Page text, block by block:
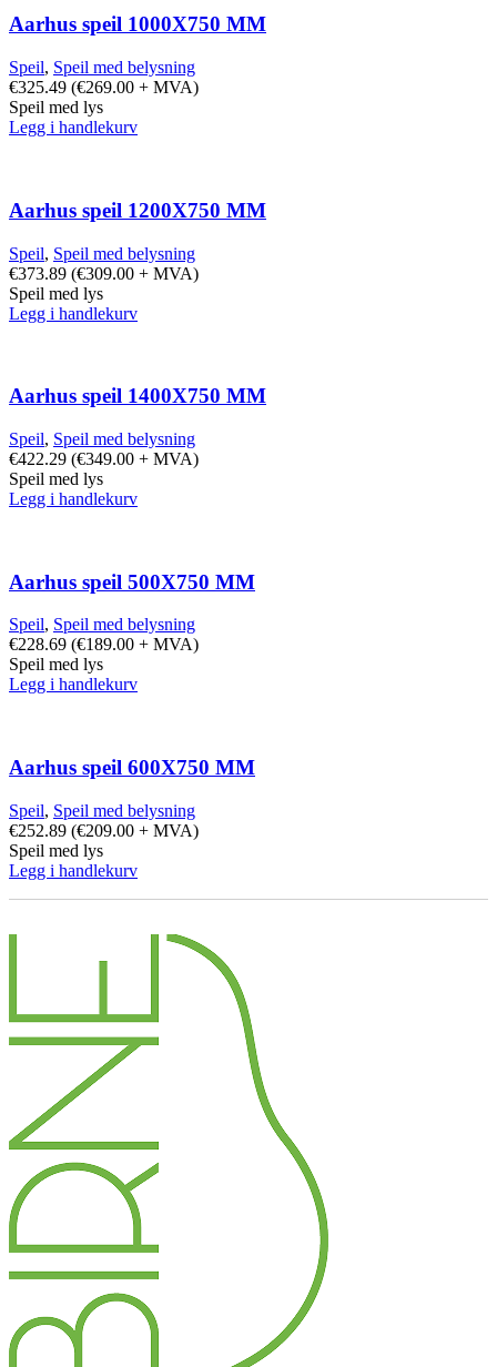
Aarhus speil 1000X750 MM
Speil, Speil med belysning
€325.49 (€269.00 + MVA)
Speil med lys
Legg i handlekurv
Aarhus speil 1200X750 MM
Speil, Speil med belysning
€373.89 (€309.00 + MVA)
Speil med lys
Legg i handlekurv
Aarhus speil 1400X750 MM
Speil, Speil med belysning
€422.29 (€349.00 + MVA)
Speil med lys
Legg i handlekurv
Aarhus speil 500X750 MM
Speil, Speil med belysning
€228.69 (€189.00 + MVA)
Speil med lys
Legg i handlekurv
Aarhus speil 600X750 MM
Speil, Speil med belysning
€252.89 (€209.00 + MVA)
Speil med lys
Legg i handlekurv